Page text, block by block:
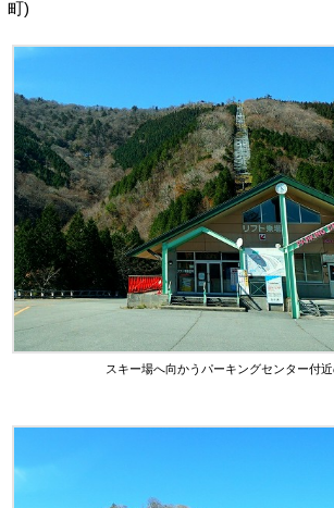
町)
スキー場へ向かうパーキングセンター付